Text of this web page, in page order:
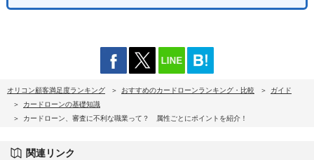
オリコン顧客満足度ランキング おすすめのカードローンランキング・比較
ガイド
カードローンの基礎知識
カードローン、審査に不利な職業って？ 属性ごとにポイントを紹介！
関連リンク